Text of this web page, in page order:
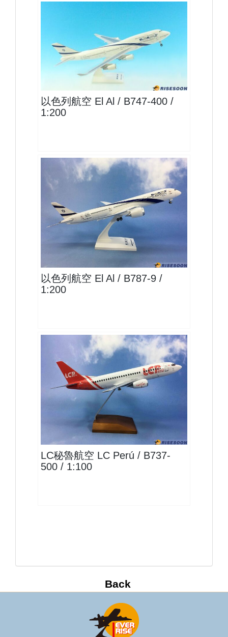
ELY20B744P01 $1800
以色列航空 El Al / B747-400 /
1:200
ELY20B789P02 $2000
查看
以色列航空 El Al / B787-9 /
1:200
LCB10B735P02 $3600
查看
LC秘魯航空 LC Perú / B737-
500 / 1:100